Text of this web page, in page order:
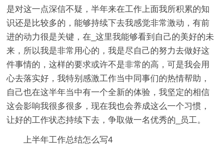
是对这一点深信不疑，半年来在工作上面我所积累的知
识还是比较多的，能够持续下去我感觉非常激动，有前
进的动力很是关键，在_这里我能够看到自己的美好的未
来，所以我是非常用心的，我是尽自己的努力去做好这
件事情的，这样的要求或许不是非常的高，可是我会用
心去落实好，我特别感激工作当中同事们的热情帮助，
自己也在这半年当中有一个全新的体验，我坚定的相信
这会影响我很多很多，现在我也会养成这么一个习惯，
让好的工作状态持续下去，争取做一名优秀的_员工。
上半年工作总结怎么写4